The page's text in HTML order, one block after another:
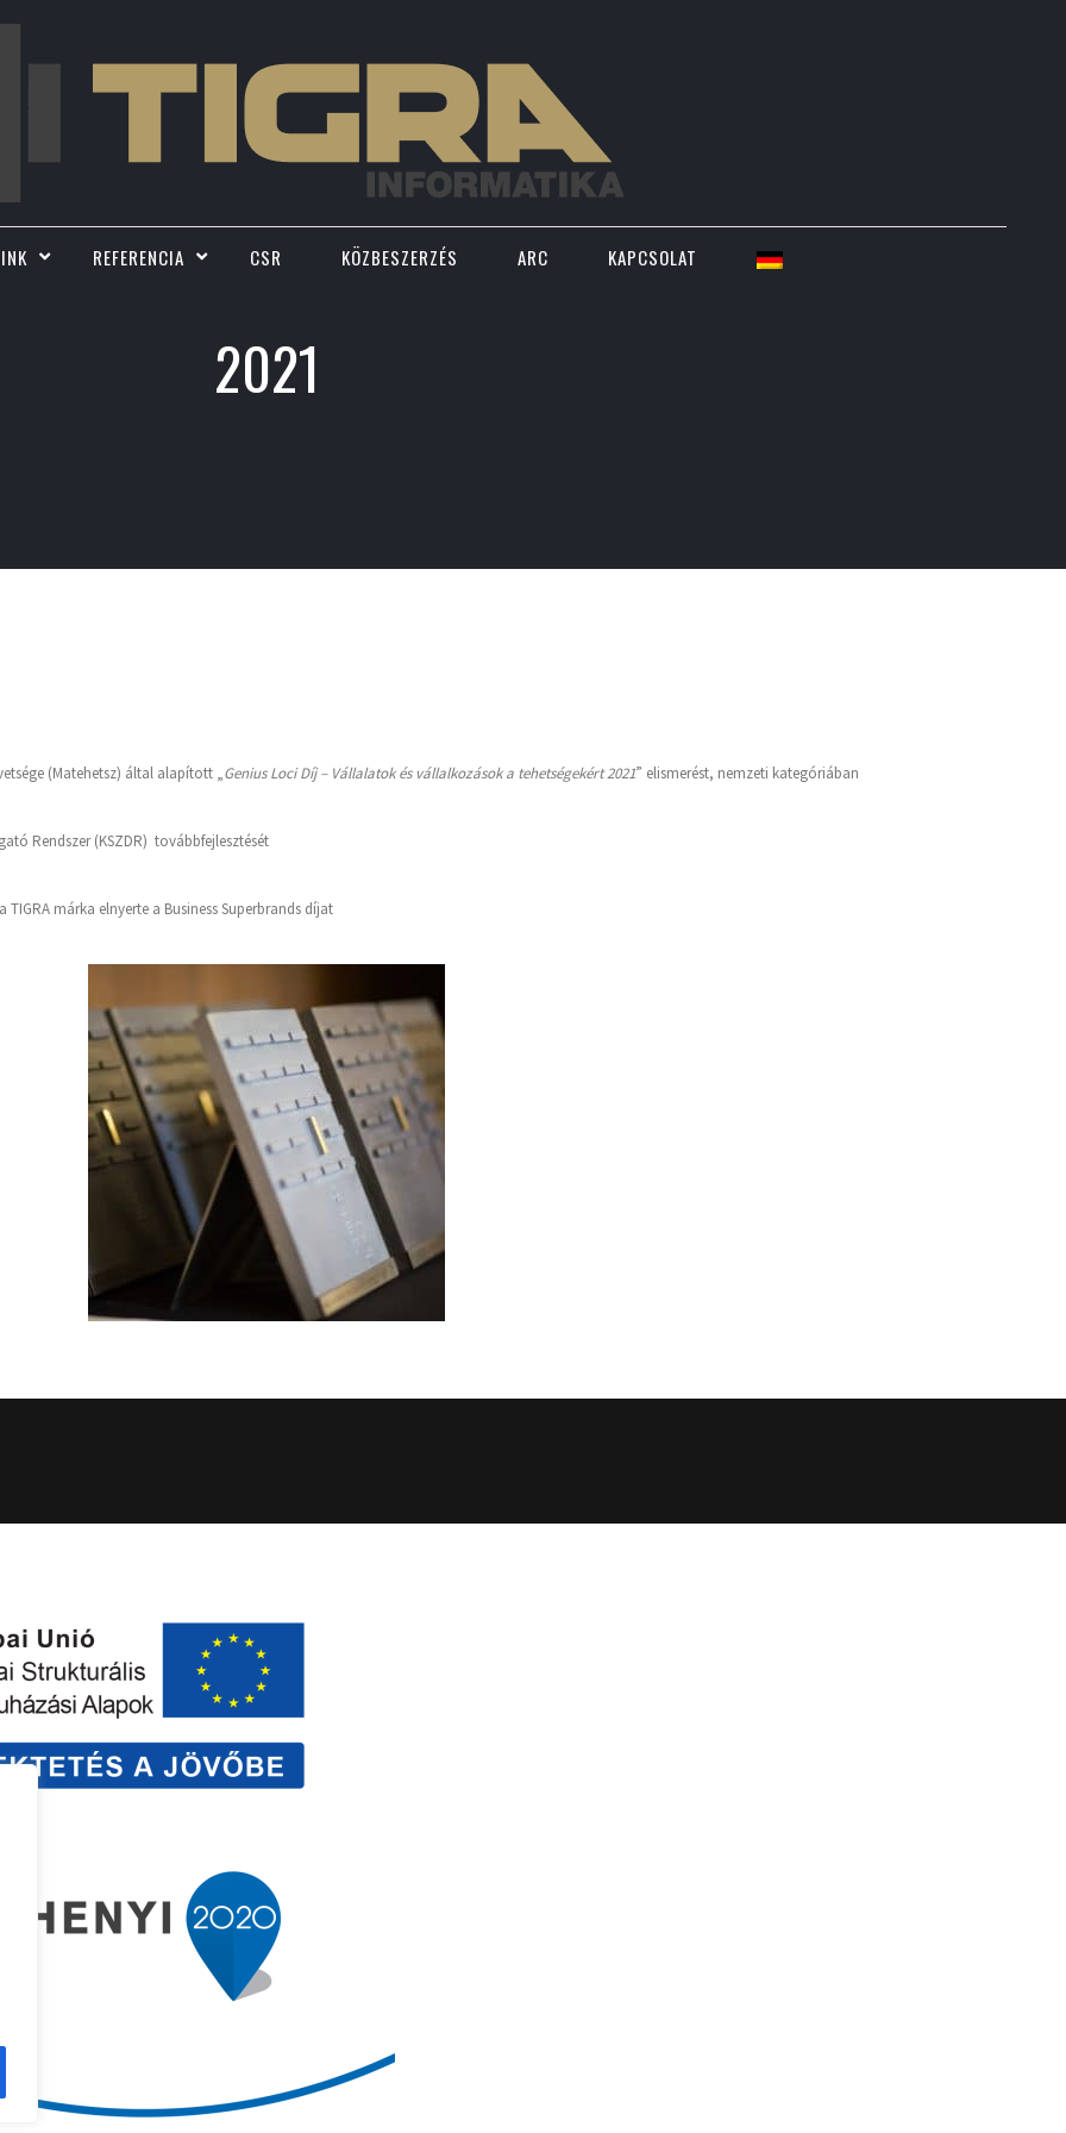
REFERENCIA CSR KÖZBESZERZÉS ARC KAPCSOLAT
2021
(Matehetsz) által alapított „Genius Loci Díj – Vállalatok és vállalkozások a tehetségekért 2021” elismerést, nemzeti kategóriában
Rendszer (KSZDR) továbbfejlesztését
márka elnyerte a Business Superbrands díjat